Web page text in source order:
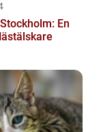
En